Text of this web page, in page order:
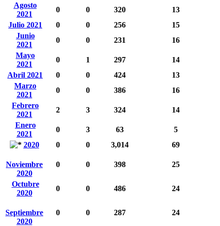
Agosto
2021
0 0 320
13
Julio 2021
0 0 256
15
Junio
2021
0 0 231
16
Mayo
2021
0 1 297
14
Abril 2021
0 0 424
13
Marzo
2021
0 0 386
16
Febrero
2021
2 3 324
14
Enero
2021
0 3 63
5
2020
0 0 3,014 69
Noviembre
2020
0 0 398 25
Octubre
2020
0 0 486 24
Septiembre
2020
0 0 287 24